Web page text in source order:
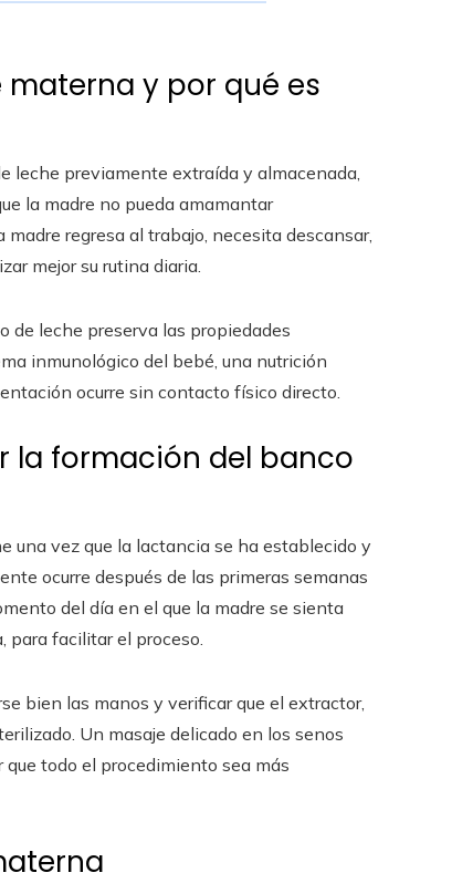
y por qué es
leche previamente extraída y almacenada,
la madre no pueda amamantar
regresa al trabajo, necesita descansar,
mejor su rutina diaria.
de leche preserva las propiedades
inmunológico del bebé, una nutrición
ocurre sin contacto físico directo.
la formación del banco
una vez que la lactancia se ha establecido y
ocurre después de las primeras semanas
del día en el que la madre se sienta
para facilitar el proceso.
bien las manos y verificar que el extractor,
Un masaje delicado en los senos
todo el procedimiento sea más